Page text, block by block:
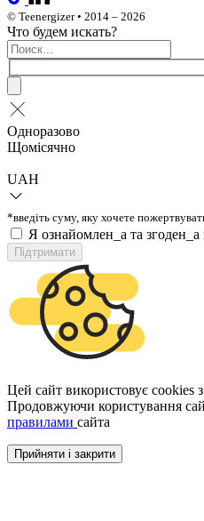
© Teenergizer • 2014 – 2026
Что будем искать?
Одноразово
Щомісячно
UAH
*введіть суму, яку хочете
Я ознайомлен_а та згоден_а
Підтримати
Цей сайт використовує cookies
Продовжуючи користування
правилами сайта
Прийняти і закрити